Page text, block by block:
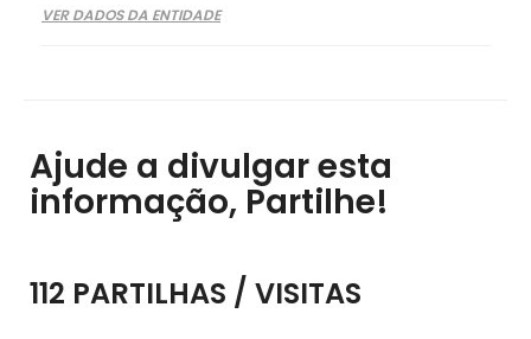
VER DADOS DA ENTIDADE
Ajude a divulgar esta
informação, Partilhe!
112 PARTILHAS / VISITAS